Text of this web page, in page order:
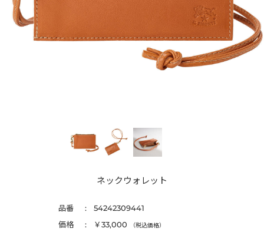
ネックウォレット
品番
54242309441
価格
￥33,000 （税込価格）